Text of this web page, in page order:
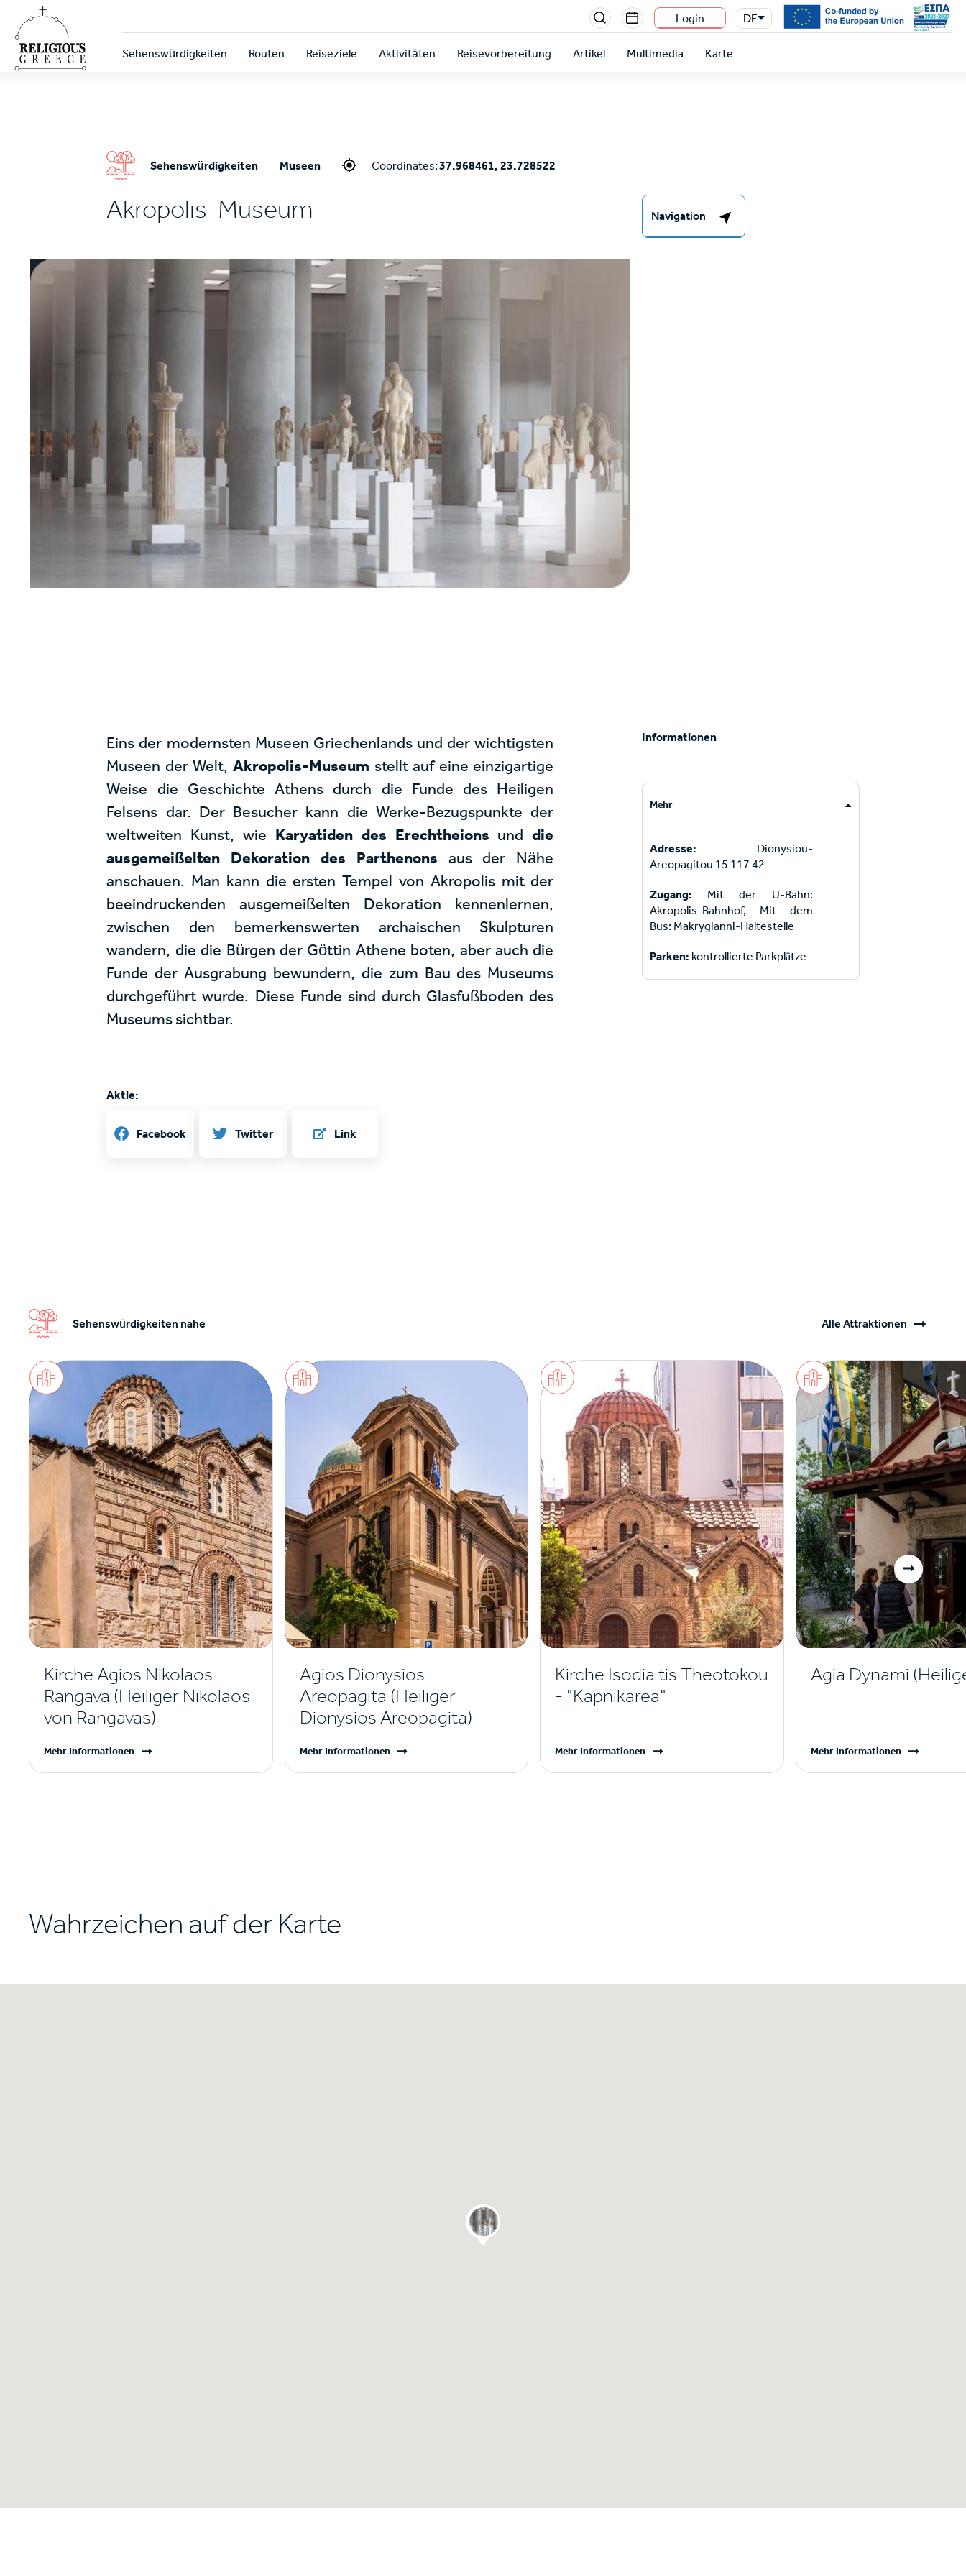
main
content
Menu
section
right
Login DE
Κεντρική
πλοήγηση
Sehenswürdigkeiten Routen Reiseziele Aktivitäten Reisevorbereitung Artikel Multimedia Karte
Sehenswürdigkeiten Museen Coordinates:37.968461, 23.728522
Akropolis-Museum Navigation
Eins der modernsten Museen Griechenlands und der wichtigsten
Museen der Welt,Akropolis-Museum stellt auf eine einzigartige
Weise die Geschichte Athens durch die Funde des Heiligen
Felsens dar. Der Besucher kann die Werke-Bezugspunkte der
weltweiten Kunst, wie Karyatiden des Erechtheions unddie
ausgemeißelten Dekoration des Parthenons aus der Nähe
anschauen. Man kann die ersten Tempel von Akropolis mit der
beeindruckenden ausgemeißelten Dekoration kennenlernen,
zwischen den bemerkenswerten archaischen Skulpturen
wandern, die die Bürgen der Göttin Athene boten, aber auch die
Funde der Ausgrabung bewundern, die zum Bau des Museums
durchgeführt wurde. Diese Funde sind durch Glasfußboden des
Museums sichtbar.
Informationen
Mehr
Adresse: Dionysiou-
Areopagitou 15 117 42
Zugang: Mit der U-Bahn:
Akropolis-Bahnhof, Mit dem
Bus: Makrygianni-Haltestelle
Parken: kontrollierte Parkplätze
Aktie:
Facebook Twitter Link
Sehenswürdigkeiten nahe Alle Attraktionen
Kirche Agios Nikolaos
Rangava (Heiliger Nikolaos
von Rangavas)
Mehr Informationen
Agios Dionysios
Areopagita (Heiliger
Dionysios Areopagita)
Mehr Informationen
Kirche Isodia tis Theotokou
- "Kapnikarea"
Mehr Informationen
Agia Dynami
Mehr Informationen
Wahrzeichen auf der Karte